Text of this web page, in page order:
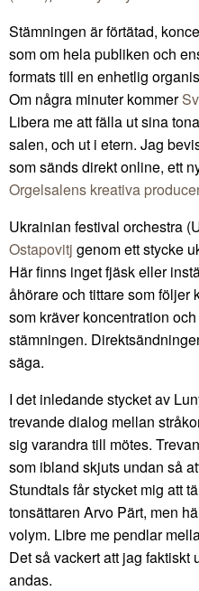
Stämningen är förtätad,
som om hela publiken och
formats till en enhetlig
Om några minuter kommer
Libera me att fälla ut sina
salen, och ut i etern. Jag
som sänds direkt online, ett
Orgelsalens kreativa
Ukrainian festival orchestra
Ostapovitj genom ett stycke
Här finns inget fjäsk eller
åhörare och tittare som följer
som kräver koncentration
stämningen.
säga.
I det inledande stycket av
trevande dialog mellan
sig varandra till mötes.
som ibland skjuts undan så
Stundtals får stycket mig att
tonsättaren Arvo Pärt, men
volym. Libre me pendlar
Det så vackert att jag faktiskt
andas.